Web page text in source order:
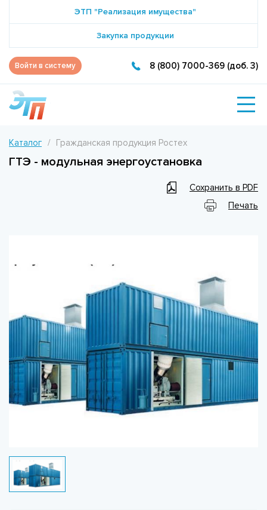
ЭТП "Реализация имущества"
Закупка продукции
Войти в систему 8 (800) 7000-369 (доб. 3)
Каталог Гражданская продукция Ростех
ГТЭ - модульная энергоустановка
Сохранить в PDF
Печать